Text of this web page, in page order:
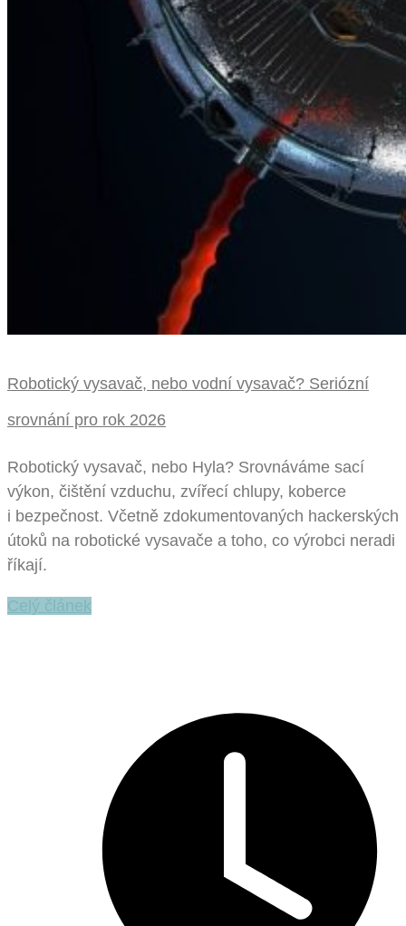
Robotický vysavač, nebo vodní vysavač? Seriózní
srovnání pro rok 2026
Robotický vysavač, nebo Hyla? Srovnáváme sací
výkon, čištění vzduchu, zvířecí chlupy, koberce
i bezpečnost. Včetně zdokumentovaných hackerských
útoků na robotické vysavače a toho, co výrobci neradi
říkají.
Celý článek